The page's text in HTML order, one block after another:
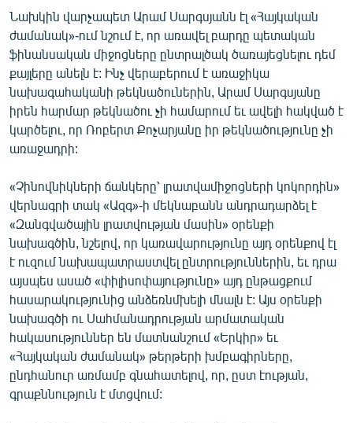
Նախկին վարչապետ Արամ Սարգսյանն էլ «Հայկական
ժամանակ»-ում նշում է, որ առավել բարդը պետական
ֆինանսական միջոցները ընտրալծակ ծառայեցնելու դեմ
քայլերը անելն է: Ինչ վերաբերում է առաջիկա
նախագահականի թեկնածուներին, Արամ Սարգսյանը
իրեն հարմար թեկնածու չի համարում եւ ավելի հակված է
կարծելու, որ Ռոբերտ Քոչարյանը իր թեկնածությունը չի
առաջադրի:
«Չինովնիկների ճանկերը՝ լրատվամիջոցների կոկորդին»
վերնագրի տակ «Ազգ»-ի մեկնաբանն անդրադարձել է
«Զանգվածային լրատվության մասին» օրենքի
նախագծին, նշելով, որ կառավարությունը այդ օրենքով էլ
է ուզում նախապատրաստվել ընտրություններին, եւ դրա
այսպես ասած «փիլիսոփայությունը» այդ ընթացքում
հասարակությունից անձեռնմխելի մնալն է: Այս օրենքի
նախագծի ու Սահմանադրության արմատական
հակասություններ են մատնանշում «Երկիր» եւ
«Հայկական ժամանակ» թերթերի խմբագիրները,
ընդհանուր առմամբ գնահատելով, որ, ըստ էության,
գրաքննություն է մտցվում: